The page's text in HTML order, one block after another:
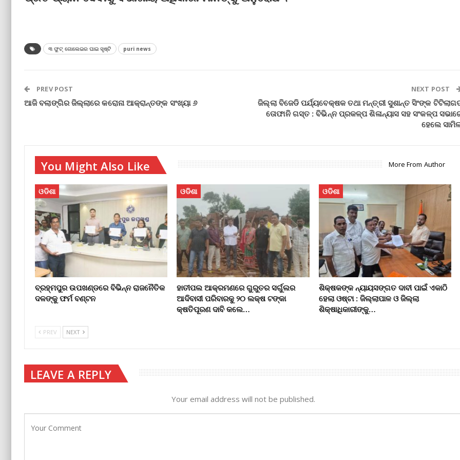
୩ ଫୁଟ୍ ଗୋଲେଇର ଘାଇ ସୃଷ୍ଟି puri news
PREV POST
ଆଜି ବଲାଙ୍ଗିର ଜିଲ୍ଲାରେ କରୋନା ଆକ୍ରାନ୍ତଙ୍କ ସଂଖ୍ୟା ୬
NEXT POST
ଜିଲ୍ଲା ବିଜେଡି ପର୍ଯ୍ୟବେକ୍ଷକ ତଥା ମନ୍ତ୍ରୀ ସୁଶାନ୍ତ ସିଂଙ୍କ
ତୋଫାନି ଗସ୍ତ : ବିଭିନ୍ନ ପ୍ରକଳ୍ପ ଶିଳାନ୍ୟାସ ସହ ସଂକଳ୍ପ
ହେଲେ
You Might Also Like More From Author
ଓଡିଶା
ବ୍ରହ୍ମପୁର ଉପଖଣ୍ଡରେ ବିଭିନ୍ନ ରାଜନୈତିକ
ଦଳଙ୍କୁ ଫର୍ମ ବଣ୍ଟନ
ଓଡିଶା
ହାତୀପଲ ଆକ୍ରମଣରେ ଗୁରୁତର ସର୍ଗୁଲର
ଆଦିବାସୀ ପରିବାରକୁ ୨୦ ଲକ୍ଷ ଟଙ୍କା
କ୍ଷତିପୂରଣ ଦାବି କଲେ…
ଓଡିଶା
ଶିକ୍ଷକଙ୍କ ନ୍ୟାୟସଙ୍ଗତ ଦାବୀ ପାଇଁ ଏକାଠି
ହେଲା ଓଷ୍ଟା : ଜିଲ୍ଲାପାଳ ଓ ଜିଲ୍ଲା
ଶିକ୍ଷାଧିକାରୀଙ୍କୁ…
PREV NEXT
LEAVE A REPLY
Your email address will not be published.